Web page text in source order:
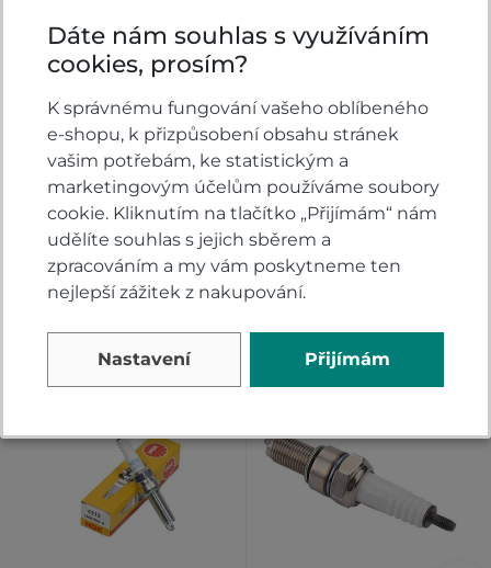
Přidejte vlastní hodnocení produktu a pomožte
tak dalším nakupujícím.
Hodnoťte.
PŘIDAT VLASTNÍ HODNOCENÍ
Alternativy
Dáte nám souhlas s využíváním
cookies, prosím?
K správnému fungování vašeho oblíbeného
e-shopu, k přizpůsobení obsahu stránek
vašim potřebám, ke statistickým a
marketingovým účelům používáme soubory
cookie. Kliknutím na tlačítko „Přijímám“ nám
udělíte souhlas s jejich sběrem a
zpracováním a my vám poskytneme ten
nejlepší zážitek z nakupování.
Nastavení Přijímám